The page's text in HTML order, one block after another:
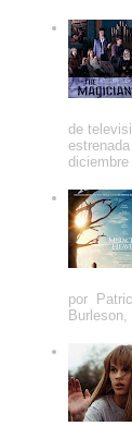
de
diciembre
por
Burleson,